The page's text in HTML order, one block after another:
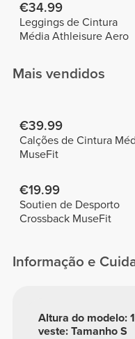
€34.99
Leggings de Cintura
Média Athleisure Aero
Mais vendidos
€39.99
Calções de Cintura
MuseFit
€19.99
Soutien de Desporto
Crossback MuseFit
Informação e
Altura do modelo:
veste: Tamanho S